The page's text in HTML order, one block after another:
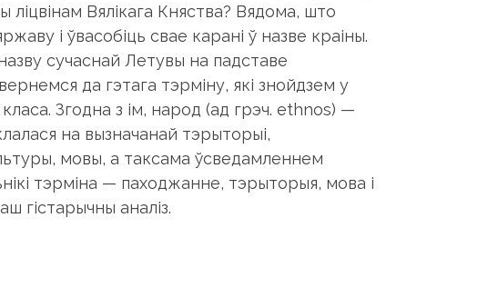
Вялікага Княства? Вядома, што
і ўвасобіць свае карані ў назве краіны.
сучаснай Летувы на падставе
да гэтага тэрміну, які знойдзем у
Згодна з ім, народ (ад грэч. ethnos) —
на вызначанай тэрыторыі,
мовы, а таксама ўсведамленнем
тэрміна — паходжанне, тэрыторыя, мова і
гістарычны аналіз.